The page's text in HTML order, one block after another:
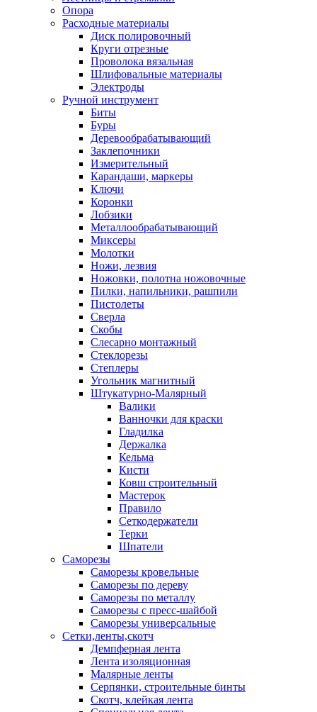
Опора
Расходные материалы
Диск полировочный
Круги отрезные
Проволока вязальная
Шлифовальные материалы
Электроды
Ручной инструмент
Биты
Буры
Деревообрабатывающий
Заклепочники
Измерительный
Карандаши, маркеры
Ключи
Коронки
Лобзики
Металлообрабатывающий
Миксеры
Молотки
Ножи, лезвия
Ножовки, полотна ножовочные
Пилки, напильники, рашпили
Пистолеты
Сверла
Скобы
Слесарно монтажный
Стеклорезы
Степлеры
Угольник магнитный
Штукатурно-Малярный
Валики
Ванночки для краски
Гладилка
Держалка
Кельма
Кисти
Ковш строительный
Мастерок
Правило
Сеткодержатели
Терки
Шпатели
Саморезы
Саморезы кровельные
Саморезы по дереву
Саморезы по металлу
Саморезы с пресс-шайбой
Саморезы универсальные
Сетки,ленты,скотч
Демпферная лента
Лента изоляционная
Малярные ленты
Серпянки, строительные бинты
Скотч, клейкая лента